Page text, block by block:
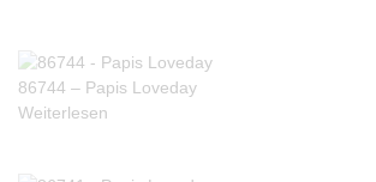
86744 – Papis Loveday
Weiterlesen